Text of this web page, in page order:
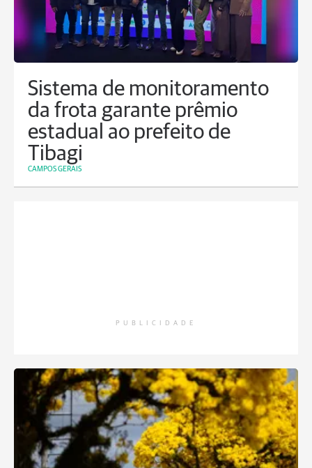
Sistema de monitoramento
da frota garante prêmio
estadual ao prefeito de
Tibagi
CAMPOS GERAIS
PUBLICIDADE